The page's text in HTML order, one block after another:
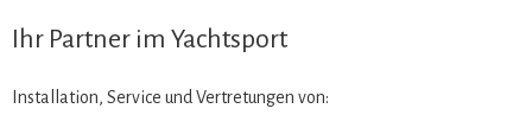
Ihr Partner im Yachtsport
Installation, Service und Vertretungen von: